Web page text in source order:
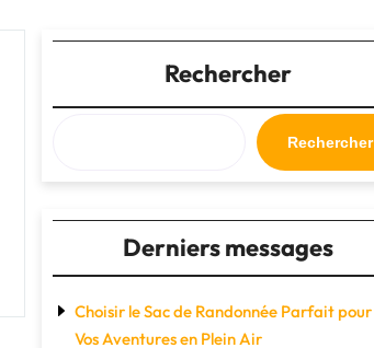
Rechercher
Rechercher
Derniers messages
Choisir le Sac de Randonnée Parfait pour
Vos Aventures en Plein Air